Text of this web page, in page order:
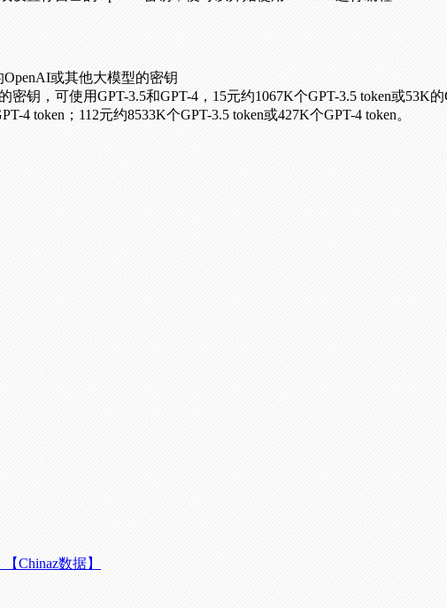
或其他大模型的密钥
密钥，可使用GPT-3.5和GPT-4，15元约1067K个GPT-3.5 token或53K
4 token；112元约8533K个GPT-3.5 token或427K个GPT-4 token。
【Chinaz数据】